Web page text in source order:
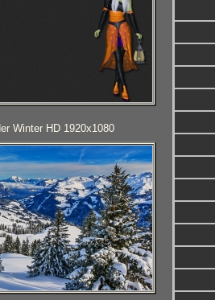
Winter HD 1920x1080